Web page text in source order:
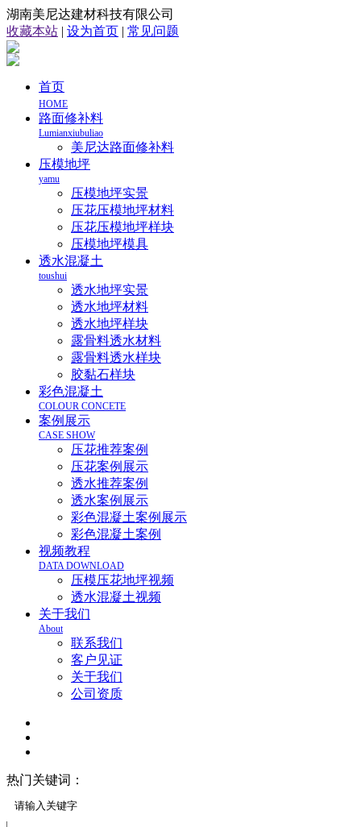
湖南美尼达建材科技有限公司
收藏本站 | 设为首页 | 常见问题
首页
HOME
路面修补料
Lumianxiubuliao
美尼达路面修补料
压模地坪
yamu
压模地坪实景
压花压模地坪材料
压花压模地坪样块
压模地坪模具
透水混凝土
toushui
透水地坪实景
透水地坪材料
透水地坪样块
露骨料透水材料
露骨料透水样块
胶黏石样块
彩色混凝土
COLOUR CONCETE
案例展示
CASE SHOW
压花推荐案例
压花案例展示
透水推荐案例
透水案例展示
彩色混凝土案例展示
彩色混凝土案例
视频教程
DATA DOWNLOAD
压模压花地坪视频
透水混凝土视频
关于我们
About
联系我们
客户见证
关于我们
公司资质
热门关键词：